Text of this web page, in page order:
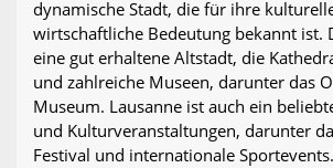
dynamische Stadt, die für ihre
wirtschaftliche Bedeutung bekannt ist.
eine gut erhaltene Altstadt, die
und zahlreiche Museen, darunter das
Museum. Lausanne ist auch ein
und Kulturveranstaltungen, darunter
Festival und internationale Sportevents.